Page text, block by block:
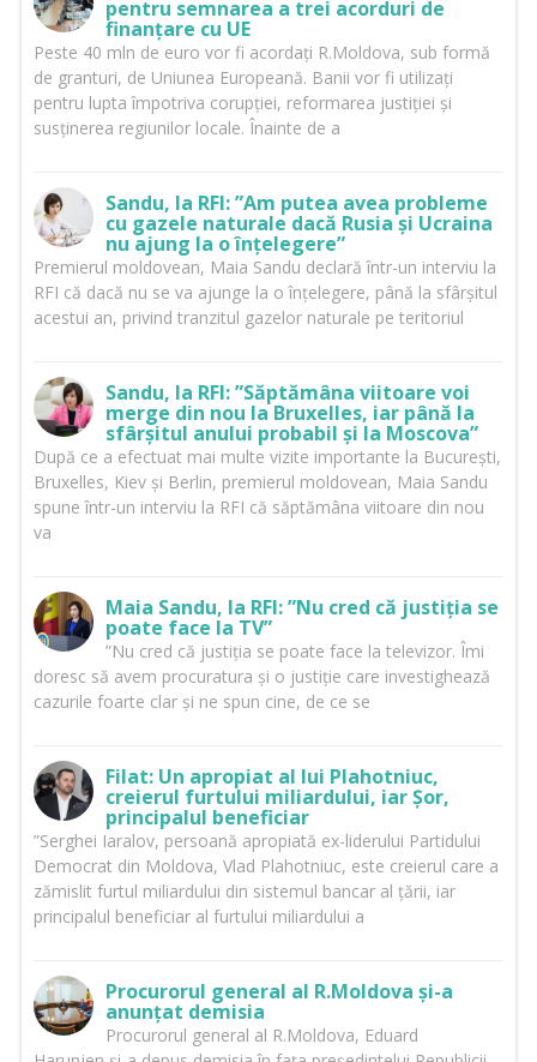
pentru semnarea a trei acorduri de
finanțare cu UE
Peste 40 mln de euro vor fi acordați R.Moldova, sub formă
de granturi, de Uniunea Europeană. Banii vor fi utilizați
pentru lupta împotriva corupției, reformarea justiției și
susținerea regiunilor locale. Înainte de a
Sandu, la RFI: ”Am putea avea probleme
cu gazele naturale dacă Rusia și Ucraina
nu ajung la o înțelegere”
Premierul moldovean, Maia Sandu declară într-un interviu la
RFI că dacă nu se va ajunge la o înțelegere, până la sfârșitul
acestui an, privind tranzitul gazelor naturale pe teritoriul
Sandu, la RFI: ”Săptămâna viitoare voi
merge din nou la Bruxelles, iar până la
sfârșitul anului probabil și la Moscova”
După ce a efectuat mai multe vizite importante la București,
Bruxelles, Kiev și Berlin, premierul moldovean, Maia Sandu
spune într-un interviu la RFI că săptămâna viitoare din nou
va
Maia Sandu, la RFI: ”Nu cred că justiția se
poate face la TV”
”Nu cred că justiția se poate face la televizor. Îmi
doresc să avem procuratura și o justiție care investighează
cazurile foarte clar și ne spun cine, de ce se
Filat: Un apropiat al lui Plahotniuc,
creierul furtului miliardului, iar Șor,
principalul beneficiar
”Serghei Iaralov, persoană apropiată ex-liderului Partidului
Democrat din Moldova, Vlad Plahotniuc, este creierul care a
zămislit furtul miliardului din sistemul bancar al țării, iar
principalul beneficiar al furtului miliardului a
Procurorul general al R.Moldova și-a
anunțat demisia
Procurorul general al R.Moldova, Eduard